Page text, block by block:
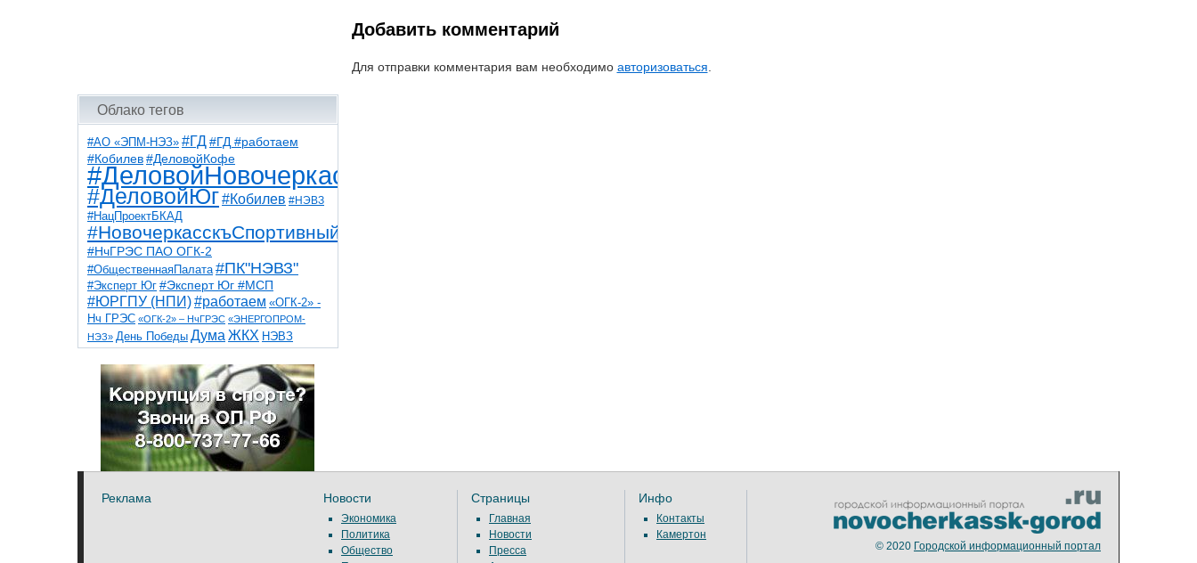
Облако тегов
#АО «ЭПМ-НЭЗ» #ГД #ГД #работаем
#Кобилев #ДеловойКофе
#ДеловойНовочеркасск
#ДеловойЮг#Кобилев #НЭВЗ
#НацПроектБКАД
#НовочеркасскъСпортивный
#НчГРЭС ПАО ОГК-2
#ОбщественнаяПалата #ПК"НЭВЗ"
#Эксперт Юг #Эксперт Юг #МСП
#ЮРГПУ (НПИ)#работаем «ОГК-2» -
Нч ГРЭС «ОГК-2» – НчГРЭС «ЭНЕРГОПРОМ-
НЭЗ» День Победы Дума ЖКХ НЭВЗ
НчГРЭС ТНТ
благоустройствоветераны выборы
детидороги казаки коррупция космос
общественная палата парк пожар роща
спорт театр транспорт художники
Добавить комментарий
Для отправки комментария вам необходимо авторизоваться.
Реклама Новости
Экономика
Политика
Общество
Страницы
Главная
Новости
Пресса
Инфо
Контакты
Камертон
© 2020 Городской информационный портал